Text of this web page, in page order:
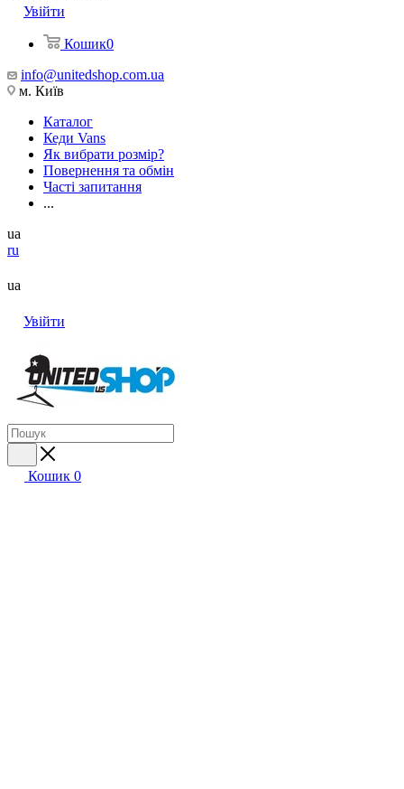
Увійти
Кошик0
info@unitedshop.com.ua
м. Київ
Каталог
Кеди Vans
Як вибрати розмір?
Повернення та обмін
Часті запитання
...
ua
ru
ua
Увійти
Кошик 0